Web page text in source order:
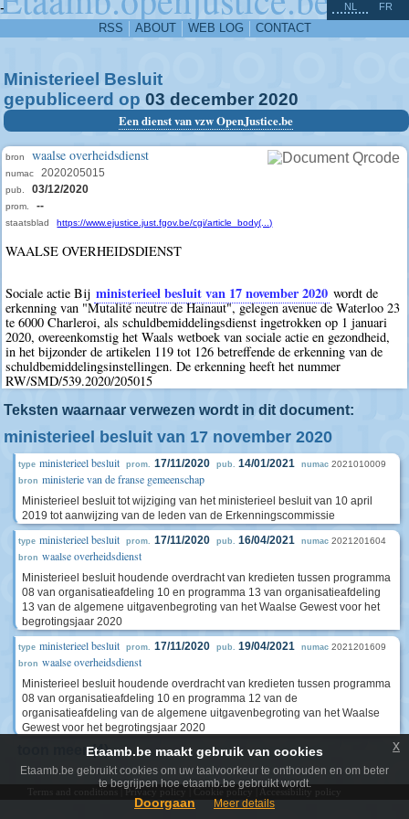
-
RSS ABOUT WEB LOG CONTACT
NL FR
Ministerieel Besluit
gepubliceerd op 03 december 2020
Een dienst van vzw OpenJustice.be
bron waalse overheidsdienst
numac 2020205015
pub. 03/12/2020
prom. --
staatsblad https://www.ejustice.just.fgov.be/cgi/article_body(...)
WAALSE OVERHEIDSDIENST
Sociale actie Bij ministerieel besluit van 17 november 2020 wordt de
erkenning van "Mutalité neutre de Hainaut", gelegen avenue de Waterloo 23
te 6000 Charleroi, als schuldbemiddelingsdienst ingetrokken op 1 januari
2020, overeenkomstig het Waals wetboek van sociale actie en gezondheid,
in het bijzonder de artikelen 119 tot 126 betreffende de erkenning van de
schuldbemiddelingsinstellingen. De erkenning heeft het nummer
RW/SMD/539.2020/205015
Teksten waarnaar verwezen wordt in dit document:
ministerieel besluit van 17 november 2020
type ministerieel besluit prom. 17/11/2020 pub. 14/01/2021 numac 2021010009
bron ministerie van de franse gemeenschap
Ministerieel besluit tot wijziging van het ministerieel besluit van 10 april
2019 tot aanwijzing van de leden van de Erkenningscommissie
type ministerieel besluit prom. 17/11/2020 pub. 16/04/2021 numac 2021201604
bron waalse overheidsdienst
Ministerieel besluit houdende overdracht van kredieten tussen programma
08 van organisatieafdeling 10 en programma 13 van organisatieafdeling
13 van de algemene uitgavenbegroting van het Waalse Gewest voor het
begrotingsjaar 2020
type ministerieel besluit prom. 17/11/2020 pub. 19/04/2021 numac 2021201609
bron waalse overheidsdienst
Ministerieel besluit houdende overdracht van kredieten tussen programma
08 van organisatieafdeling 10 en programma 12 van de
organisatieafdeling van de algemene uitgavenbegroting van het Waalse
Gewest voor het begrotingsjaar 2020
toon meer (4)
^
|Privacy policy Cookie policy
Etaamb.be maakt gebruik van cookies
Etaamb.be gebruikt cookies om uw taalvoorkeur te onthouden en om beter
te begrijpen hoe etaamb.be gebruikt wordt.
Doorgaan Meer details
x